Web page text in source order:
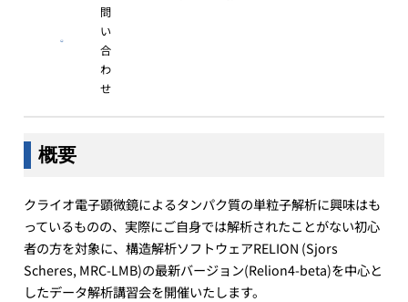
問
い
合
わ
せ
概要
クライオ電子顕微鏡によるタンパク質の単粒子解析に興味はも
っているものの、実際にご自身では解析されたことがない初心
者の方を対象に、構造解析ソフトウェアRELION (Sjors
Scheres, MRC-LMB)の最新バージョン(Relion4-beta)を中心と
したデータ解析講習会を開催いたします。